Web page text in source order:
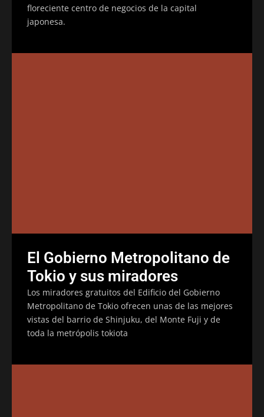
floreciente centro de negocios de la capital
japonesa.
El Gobierno Metropolitano de
Tokio y sus miradores
Los miradores gratuitos del Edificio del Gobierno
Metropolitano de Tokio ofrecen unas de las mejores
vistas del barrio de Shinjuku, del Monte Fuji y de
toda la metrópolis tokiota